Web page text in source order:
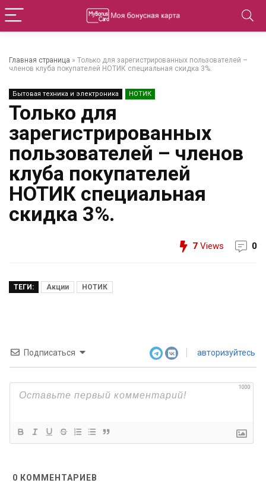
Главная страница » Только для зарегистрированных пользователей –
членов клуба покупателей НОТИК специальная скидка 3%.
Бытовая техника и электроника НОТИК
Только для
зарегистрированных
пользователей – членов
клуба покупателей
НОТИК специальная
скидка 3%.
7 Views 0
ТЕГИ: Акции НОТИК
Подписаться авторизуйтесь
1000
0 КОММЕНТАРИЕВ